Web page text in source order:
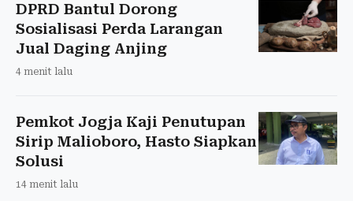
DPRD Bantul Dorong
Sosialisasi Perda Larangan
Jual Daging Anjing
4 menit lalu
Pemkot Jogja Kaji Penutupan
Sirip Malioboro, Hasto Siapkan
Solusi
14 menit lalu